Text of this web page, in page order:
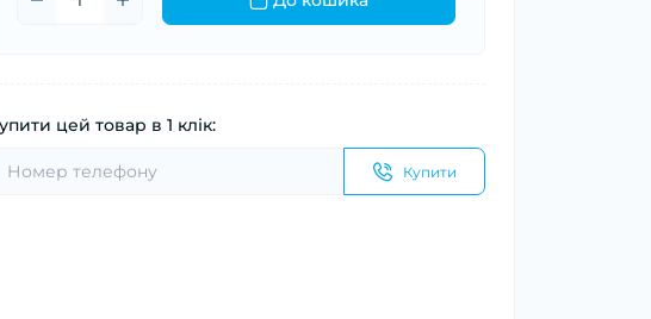
цей товар в 1 клік:
Купити